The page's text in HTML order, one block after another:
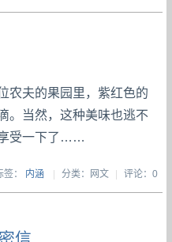
农夫的果园里，紫红色的
。当然，这种美味也逃不
受一下了……
签： 内涵 | 分类：网文| 评论：0
信